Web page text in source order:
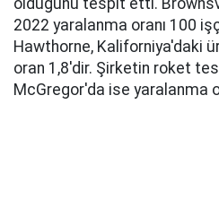
olduğunu tespit etti.
2022 yaralanma oranı 100
Hawthorne, Kaliforniya'daki
oran 1,8'dir. Şirketin roket
McGregor'da ise yaralanma